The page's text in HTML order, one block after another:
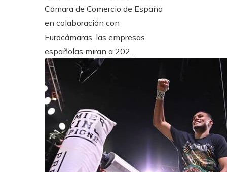
Cámara de Comercio de España
en colaboración con
Eurocámaras, las empresas
españolas miran a 202...